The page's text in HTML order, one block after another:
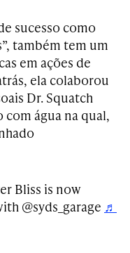
sucesso como
também tem um
em ações de
ela colaborou
Dr. Squatch
água na qual,
Bliss is now
@syds_garage ♬